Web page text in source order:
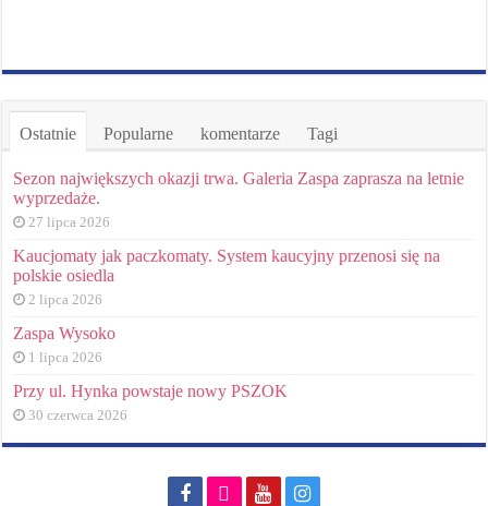
Ostatnie Popularne komentarze Tagi
Sezon największych okazji trwa. Galeria Zaspa zaprasza na letnie
wyprzedaże.
27 lipca 2026
Kaucjomaty jak paczkomaty. System kaucyjny przenosi się na
polskie osiedla
2 lipca 2026
Zaspa Wysoko
1 lipca 2026
Przy ul. Hynka powstaje nowy PSZOK
30 czerwca 2026